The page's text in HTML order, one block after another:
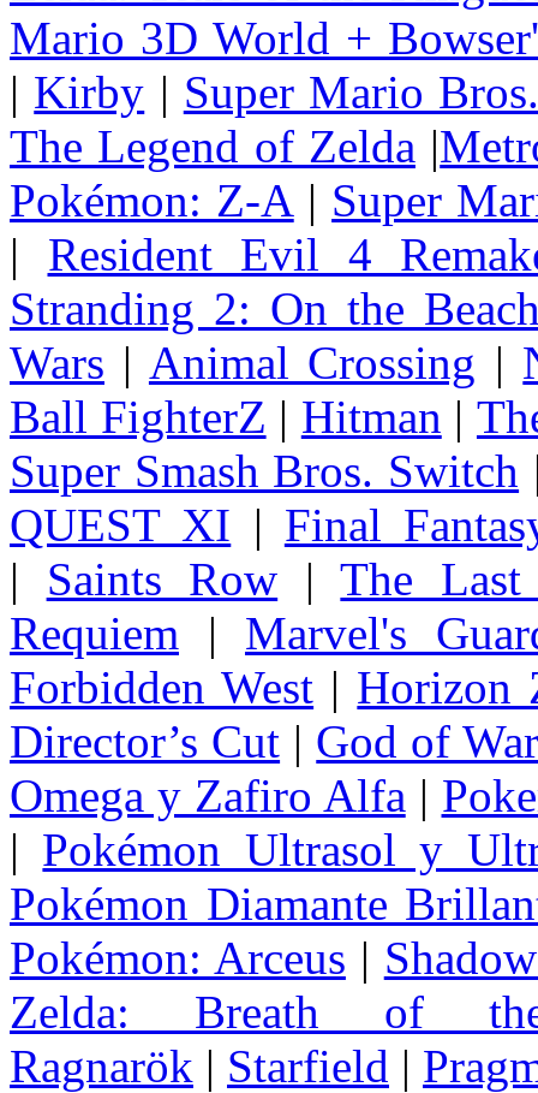
Mario 3D World +
| Kirby | Super Mario
The Legend of Zelda |
Pokémon: Z-A | Super
| Resident Evil 4
Stranding 2: On the
Wars | Animal Crossing |
Ball FighterZ | Hitman |
Super Smash Bros. Switch
QUEST XI | Final
| Saints Row |The
Requiem | Marvel's
Forbidden West | Horizon
Director’s Cut | God of
Omega y Zafiro Alfa |
| Pokémon Ultrasol y
Pokémon Diamante
Pokémon: Arceus |
Zelda: Breath of
Ragnarök | Starfield |